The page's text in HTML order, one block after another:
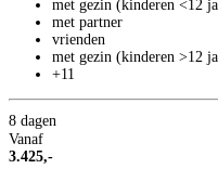
met gezin (kinderen <12
met partner
vrienden
met gezin (kinderen >12
+11
8 dagen
Vanaf
3.425,-